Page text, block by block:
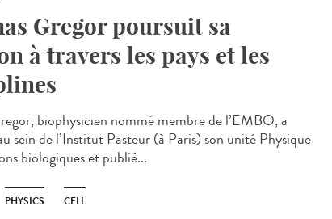
Gregor poursuit sa
à travers les pays et les
biophysicien nommé membre de l’EMBO, a
sein de l’Institut Pasteur (à Paris) son unité Physique
biologiques et publié...
PHYSICS CELL